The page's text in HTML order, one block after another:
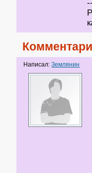
Написал:Землянин